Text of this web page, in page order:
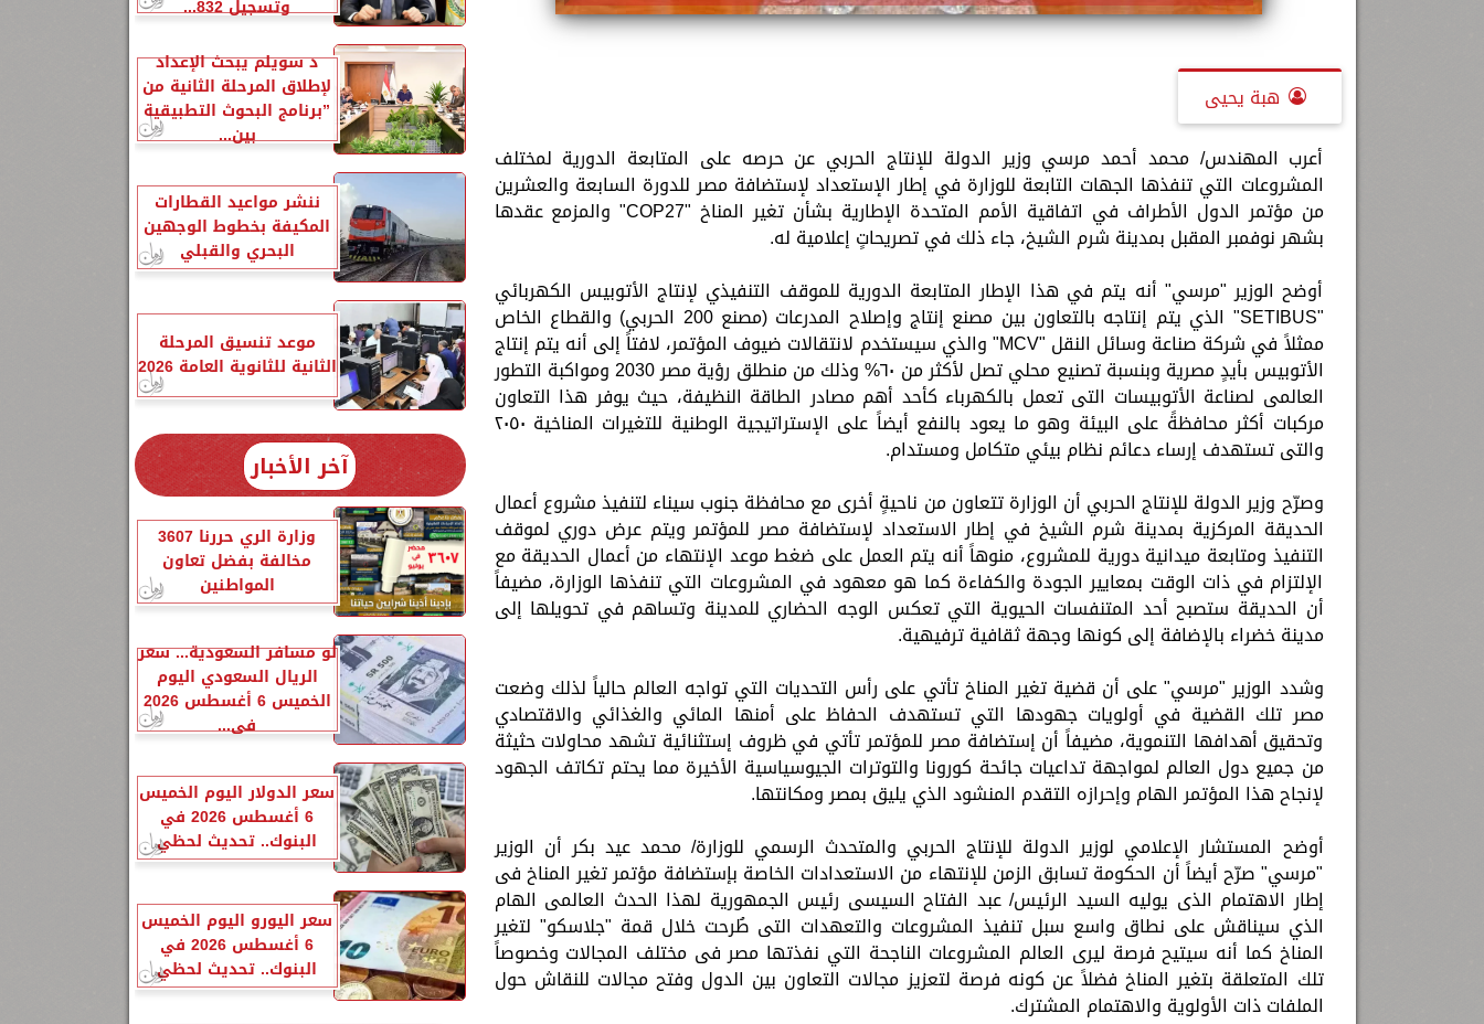
هبة يحيى
أعرب المهندس/ محمد أحمد مرسي وزير الدولة للإنتاج الحربي عن حرصه على المتابعة الدورية لمختلف
المشروعات التي تنفذها الجهات التابعة للوزارة في إطار الإستعداد لإستضافة مصر للدورة السابعة والعشرين
من مؤتمر الدول الأطراف في اتفاقية الأمم المتحدة الإطارية بشأن تغير المناخ "COP27" والمزمع عقدها
بشهر نوفمبر المقبل بمدينة شرم الشيخ، جاء ذلك في تصريحاتٍ إعلامية له.
أوضح الوزير "مرسي" أنه يتم في هذا الإطار المتابعة الدورية للموقف التنفيذي لإنتاج الأتوبيس الكهربائي
"SETIBUS" الذي يتم إنتاجه بالتعاون بين مصنع إنتاج وإصلاح المدرعات (مصنع 200 الحربي) والقطاع الخاص
ممثلاً في شركة صناعة وسائل النقل "MCV" والذي سيستخدم لانتقالات ضيوف المؤتمر، لافتاً إلى أنه يتم إنتاج
الأتوبيس بأيدٍ مصرية وبنسبة تصنيع محلي تصل لأكثر من ٦٠% وذلك من منطلق رؤية مصر 2030 ومواكبة التطور
العالمى لصناعة الأتوبيسات التى تعمل بالكهرباء كأحد أهم مصادر الطاقة النظيفة، حيث يوفر هذا التعاون
مركبات أكثر محافظةً على البيئة وهو ما يعود بالنفع أيضاً على الإستراتيجية الوطنية للتغيرات المناخية ٢٠٥٠
والتى تستهدف إرساء دعائم نظام بيئي متكامل ومستدام.
وصرّح وزير الدولة للإنتاج الحربي أن الوزارة تتعاون من ناحيةٍ أخرى مع محافظة جنوب سيناء لتنفيذ مشروع أعمال
الحديقة المركزية بمدينة شرم الشيخ في إطار الاستعداد لإستضافة مصر للمؤتمر ويتم عرض دوري لموقف
التنفيذ ومتابعة ميدانية دورية للمشروع، منوهاً أنه يتم العمل على ضغط موعد الإنتهاء من أعمال الحديقة مع
الإلتزام في ذات الوقت بمعايير الجودة والكفاءة كما هو معهود في المشروعات التي تنفذها الوزارة، مضيفاً
أن الحديقة ستصبح أحد المتنفسات الحيوية التي تعكس الوجه الحضاري للمدينة وتساهم في تحويلها إلى
مدينة خضراء بالإضافة إلى كونها وجهة ثقافية ترفيهية.
وشدد الوزير "مرسي" على أن قضية تغير المناخ تأتي على رأس التحديات التي تواجه العالم حالياً لذلك وضعت
مصر تلك القضية في أولويات جهودها التي تستهدف الحفاظ على أمنها المائي والغذائي والاقتصادي
وتحقيق أهدافها التنموية، مضيفاً أن إستضافة مصر للمؤتمر تأتي في ظروف إستثنائية تشهد محاولات حثيثة
من جميع دول العالم لمواجهة تداعيات جائحة كورونا والتوترات الجيوسياسية الأخيرة مما يحتم تكاتف الجهود
لإنجاح هذا المؤتمر الهام وإحرازه التقدم المنشود الذي يليق بمصر ومكانتها.
أوضح المستشار الإعلامي لوزير الدولة للإنتاج الحربي والمتحدث الرسمي للوزارة/ محمد عيد بكر أن الوزير
"مرسي" صرّح أيضاً أن الحكومة تسابق الزمن للإنتهاء من الاستعدادات الخاصة بإستضافة مؤتمر تغير المناخ فى
إطار الاهتمام الذى يوليه السيد الرئيس/ عبد الفتاح السيسى رئيس الجمهورية لهذا الحدث العالمى الهام
الذي سيناقش على نطاق واسع سبل تنفيذ المشروعات والتعهدات التى طُرحت خلال قمة "جلاسكو" لتغير
المناخ كما أنه سيتيح فرصة ليرى العالم المشروعات الناجحة التي نفذتها مصر فى مختلف المجالات وخصوصاً
تلك المتعلقة بتغير المناخ فضلاً عن كونه فرصة لتعزيز مجالات التعاون بين الدول وفتح مجالات للنقاش حول
الملفات ذات الأولوية والاهتمام المشترك.
وتسجيل 832...
د سويلم يبحث الإعداد
لإطلاق المرحلة الثانية من
”برنامج البحوث التطبيقية
بين...
ننشر مواعيد القطارات
المكيفة بخطوط الوجهين
البحري والقبلي
موعد تنسيق المرحلة
الثانية للثانوية العامة 2026
آخر الأخبار
وزارة الري حررنا 3607
مخالفة بفضل تعاون
المواطنين
لو مسافر السعودية... سعر
الريال السعودي اليوم
الخميس 6 أغسطس 2026
في...
سعر الدولار اليوم الخميس
6 أغسطس 2026 في
البنوك.. تحديث لحظي
سعر اليورو اليوم الخميس
6 أغسطس 2026 في
البنوك.. تحديث لحظي